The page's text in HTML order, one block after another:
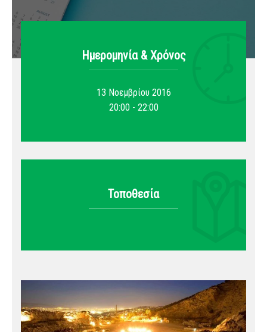
Ημερομηνία & Xρόνος
13 Νοεμβρίου 2016
20:00 - 22:00
Τοποθεσία